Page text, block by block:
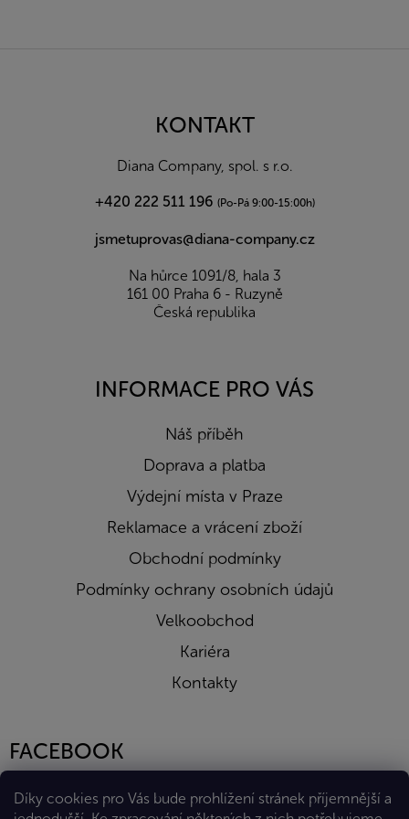
Díky cookies pro Vás bude prohlížení stránek příjemnější a
KONTAKT
Diana Company, spol. s r.o.
+420 222 511 196 (Po-Pá 9:00-15:00h)
jsmetuprovas@diana-company.cz
Na hůrce 1091/8, hala 3
161 00 Praha 6 - Ruzyně
Česká republika
INFORMACE PRO VÁS
Náš příběh
Doprava a platba
Výdejní místa v Praze
Reklamace a vrácení zboží
Obchodní podmínky
Podmínky ochrany osobních údajů
Velkoobchod
Kariéra
Kontakty
FACEBOOK